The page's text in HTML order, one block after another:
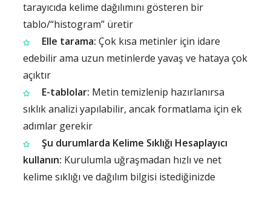
tarayıcıda kelime dağılımını gösteren bir
tablo/“histogram” üretir
Elle tarama: Çok kısa metinler için idare
edebilir ama uzun metinlerde yavaş ve hataya çok
açıktır
E-tablolar: Metin temizlenip hazırlanırsa
sıklık analizi yapılabilir, ancak formatlama için ek
adımlar gerekir
Şu durumlarda Kelime Sıklığı Hesaplayıcı
kullanın: Kurulumla uğraşmadan hızlı ve net
kelime sıklığı ve dağılım bilgisi istediğinizde